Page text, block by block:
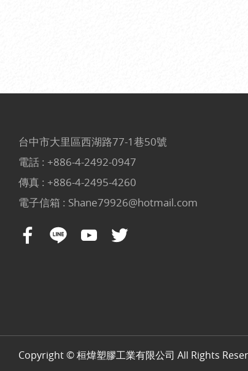
台中市大里區西湖路77-1巷50號
電話 : +886-4-2492-0947
傳真 : +886-4-2495-4260
電子信箱 : Shane79926@hotmail.com
Copyright © 桓煒塑膠工業有限公司 All Rights